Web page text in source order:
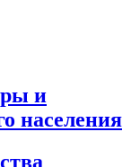
и
населения